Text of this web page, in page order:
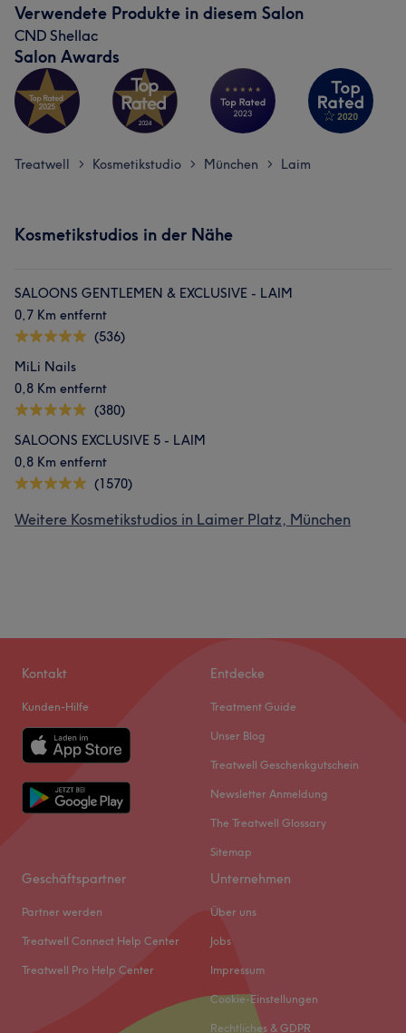
Verwendete Produkte in diesem Salon
CND Shellac
Salon Awards
Treatwell > Kosmetikstudio > München > Laim
Kosmetikstudios in der Nähe
SALOONS GENTLEMEN & EXCLUSIVE - LAIM
0,7 Km entfernt
(536)
MiLi Nails
0,8 Km entfernt
(380)
SALOONS EXCLUSIVE 5 - LAIM
0,8 Km entfernt
(1570)
Weitere Kosmetikstudios in Laimer Platz, München
Kontakt
Kunden-Hilfe
Entdecke
Treatment Guide
Unser Blog
Treatwell Geschenkgutschein
Newsletter Anmeldung
The Treatwell Glossary
Sitemap
Geschäftspartner
Partner werden
Treatwell Connect Help Center
Treatwell Pro Help Center
Unternehmen
Über uns
Jobs
Impressum
Cookie-Einstellungen
Rechtliches & GDPR